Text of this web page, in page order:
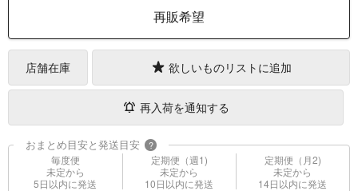
再販希望
店舗在庫 欲しいものリストに追加
再入荷を通知する
おまとめ目安と発送目安 ?
毎度便
未定から
5日以内に発送
定期便（週1)
未定から
10日以内に発送
定期便（月2)
未定から
14日以内に発送